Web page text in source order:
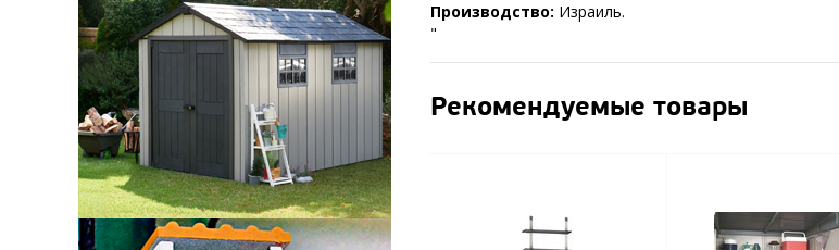
Производство: Израиль.
"
Рекомендуемые товары